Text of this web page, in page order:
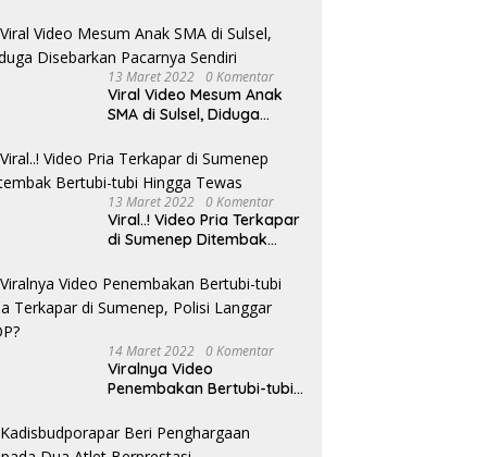
Dilarikan ke RSUD
13 Maret 2022 0 Komentar
Viral Video Mesum Anak
SMA di Sulsel, Diduga
Sendiri
13 Maret 2022 0 Komentar
Viral..! Video Pria Terkapar
di Sumenep Ditembak
14 Maret 2022 0 Komentar
Viralnya Video
Penembakan Bertubi-tubi
Polisi Langgar SOP?